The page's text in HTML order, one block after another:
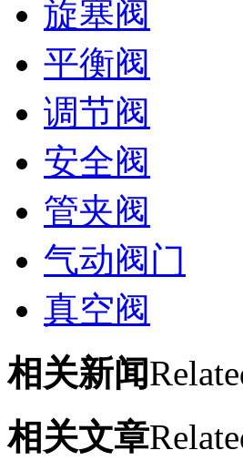
旋塞阀
平衡阀
调节阀
安全阀
管夹阀
气动阀门
真空阀
相关新闻
相关文章